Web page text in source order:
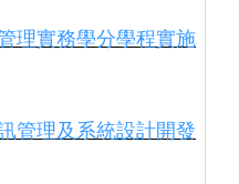
理實務學分學程實施
管理及系統設計開發